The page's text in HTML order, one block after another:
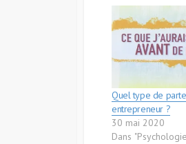
Quel type de
entrepreneur ?
30 mai 2020
Dans